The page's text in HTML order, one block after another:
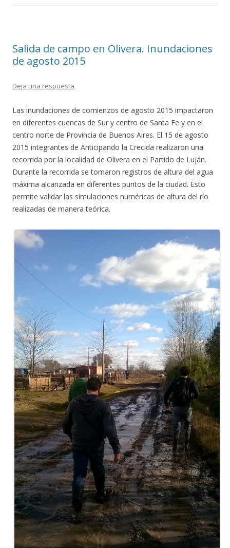
Salida de campo en Olivera. Inundaciones
de agosto 2015
Deja una respuesta
Las inundaciones de comienzos de agosto 2015 impactaron
en diferentes cuencas de Sur y centro de Santa Fe y en el
centro norte de Provincia de Buenos Aires. El 15 de agosto
2015 integrantes de Anticipando la Crecida realizaron una
recorrida por la localidad de Olivera en el Partido de Luján.
Durante la recorrida se tomaron registros de altura del agua
máxima alcanzada en diferentes puntos de la ciudad. Esto
permite validar las simulaciones numéricas de altura del río
realizadas de manera teórica.